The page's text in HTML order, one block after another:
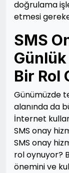
doğrulama
etmesi
SMS
Günlük
Bir Rol
Günümüzde
alanında da
İnternet
SMS onay
SMS onay
rol oynuyor?
önemini ve